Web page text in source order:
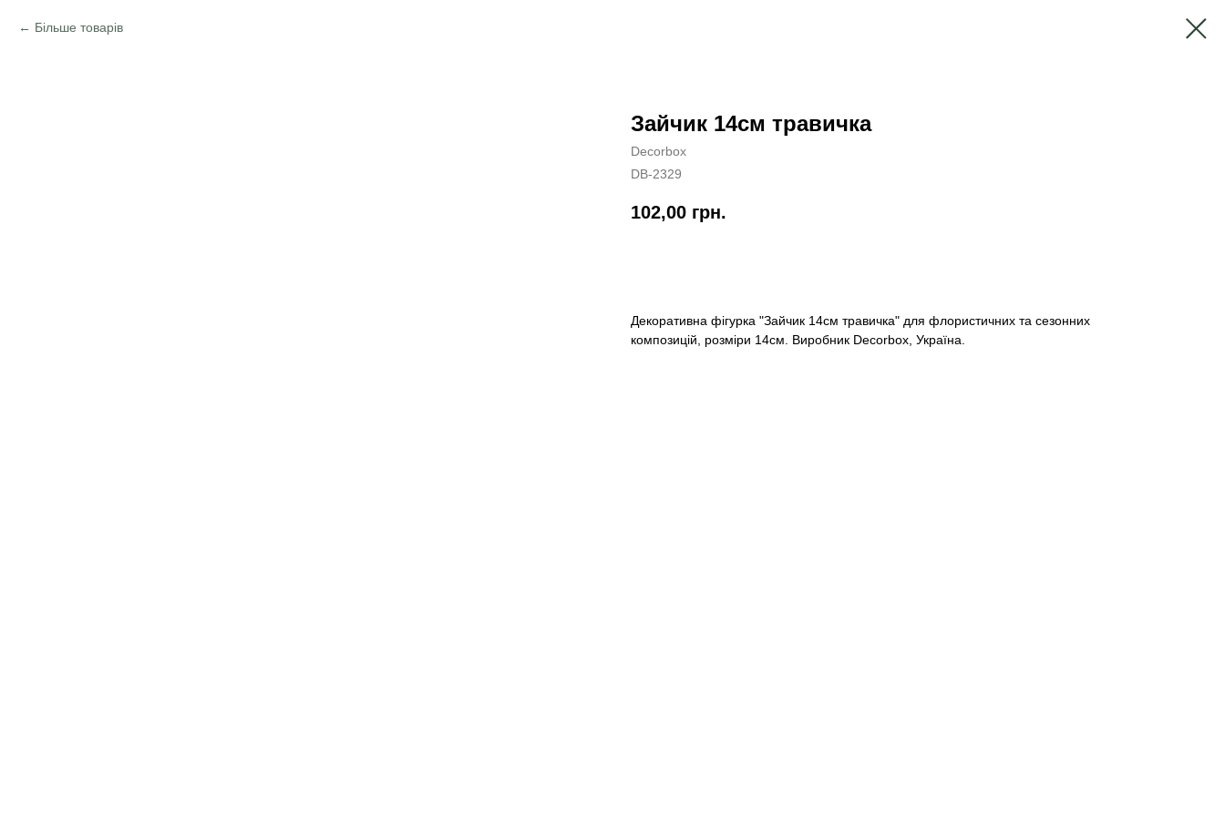
Більше товарів
Зайчик 14см травичка
Decorbox
DB-2329
102,00 грн.
Декоративна фігурка "Зайчик 14см травичка" для флористичних та сезонних
композицій, розміри 14см. Виробник Decorbox, Україна.